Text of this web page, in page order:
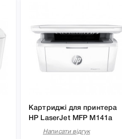
Картриджі для принтера
HP LaserJet MFP M141a
Написати відгук